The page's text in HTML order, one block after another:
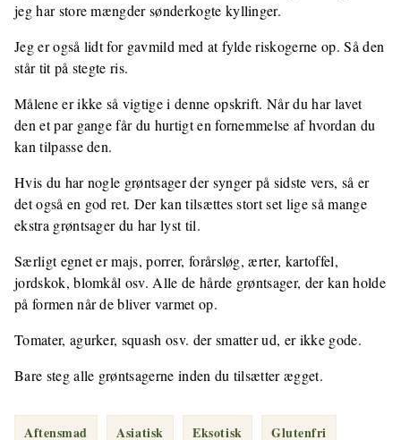
jeg har store mængder sønderkogte kyllinger.
Jeg er også lidt for gavmild med at fylde riskogerne op. Så den
står tit på stegte ris.
Målene er ikke så vigtige i denne opskrift. Når du har lavet
den et par gange får du hurtigt en fornemmelse af hvordan du
kan tilpasse den.
Hvis du har nogle grøntsager der synger på sidste vers, så er
det også en god ret. Der kan tilsættes stort set lige så mange
ekstra grøntsager du har lyst til.
Særligt egnet er majs, porrer, forårsløg, ærter, kartoffel,
jordskok, blomkål osv. Alle de hårde grøntsager, der kan holde
på formen når de bliver varmet op.
Tomater, agurker, squash osv. der smatter ud, er ikke gode.
Bare steg alle grøntsagerne inden du tilsætter ægget.
Aftensmad Asiatisk Eksotisk Glutenfri